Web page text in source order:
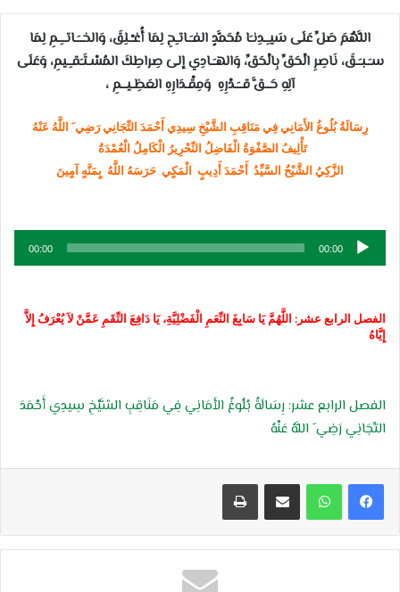
اللَّهُمَ صَلِّ عَلَى سَيـِـدِنـَا مُحَمَّدٍ الفـَـاتـِحِ لِمَا أُغـْـلِقَ، وَالخــَـاتــِـمِ لِمَا
سـَـبـَـقَ، نَاصِرِ الْحَقِّ بِالْحَقِّ، وَالهـَـادِي إلىَ صِراطِكَ المُسْـتَـَقـِـيمِ، وَعَلَى
آلِهِ حَــقَّ قــَـدْرِهِ وَمِقْـدَارِهِ العَظِـيــمِ ،
رِسَالَةُ بُلُوغُ الأَمَانِي فِي مَنَاقِبِ الشَّيْخِ سِيدِي أَحْمَدَ التِّجَانِي رَضِي َ اللَّهُ عَنْهُ
تَأْلِيفُ الصَّفْوَةُ الْفَاضِلُ النِّحْرِيرُ الْكَامِلُ الْعُمْدَةُ
الزَّكِيُ الشَّيْخُ السَّيِّدُ أَحْمَدَ أَدِيبٍ الْمَكٍي حَرَسَهُ اللَّهُ بٍمَنَّهٍ آمٍينَ
مشغل
الصوت
00:00
00:00
الفصل الرابع عشر: اللَّهُمَّ يَا سَابِغَ النِّعَمِ الْفَضْلِيَّةِ، يَا دَافِعَ النِّقَمِ عَمَّنْ لاَ يُعْرَفُ إِلاَّ
إِيَّاهُ
الفصل الرابع عشر: رِسَالَةُ بُلُوغُ الأَمَانِي فِي مَنَاقِبِ الشَّيْخِ سِيدِي أَحْمَدَ
التِّجَانِي رَضِي َ اللَّهُ عَنْهُ
مشاركة عبر البريد